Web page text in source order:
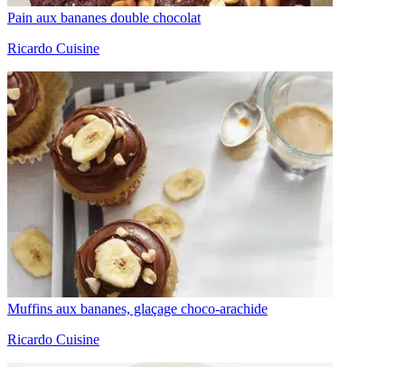
Pain aux bananes double chocolat
Ricardo Cuisine
Muffins aux bananes, glaçage choco-arachide
Ricardo Cuisine